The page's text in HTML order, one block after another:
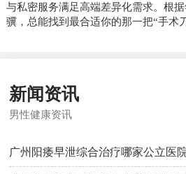
与私密服务满足高端差异化需求。根
骥，总能找到最合适你的那一把“手术刀
新闻资讯
男性健康资讯
广州阳痿早泄综合治疗哪家公立医